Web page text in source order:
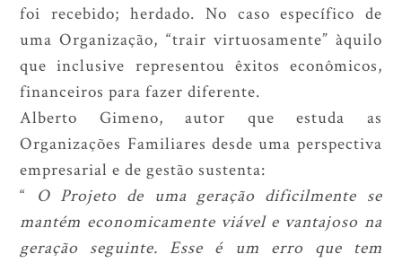
foi recebido; herdado. No caso específico de
uma Organização, “trair virtuosamente” àquilo
que inclusive representou êxitos econômicos,
financeiros para fazer diferente.
Alberto Gimeno, autor que estuda as
Organizações Familiares desde uma perspectiva
empresarial e de gestão sustenta:
“ O Projeto de uma geração dificilmente se
mantém economicamente viável e vantajoso na
geração seguinte. Esse é um erro que tem